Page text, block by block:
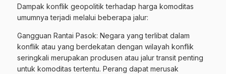
Dampak konflik geopolitik terhadap harga komoditas
umumnya terjadi melalui beberapa jalur:
Gangguan Rantai Pasok: Negara yang terlibat dalam
konflik atau yang berdekatan dengan wilayah konflik
seringkali merupakan produsen atau jalur transit penting
untuk komoditas tertentu. Perang dapat merusak